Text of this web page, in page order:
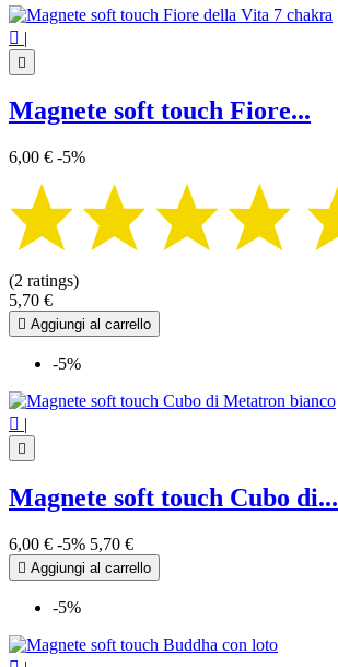
 |

Magnete soft touch Fiore...
6,00 € -5%
(2 ratings)
5,70 €
 Aggiungi al carrello
-5%
 |

Magnete soft touch Cubo di...
6,00 € -5% 5,70 €
 Aggiungi al carrello
-5%